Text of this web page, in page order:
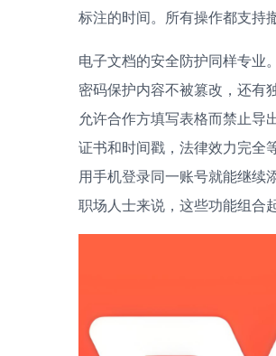
标注的时间。所有操作都支持
电子文档的安全防护同样专业
密码保护内容不被篡改，还有
允许合作方填写表格而禁止导
证书和时间戳，法律效力完全
用手机登录同一账号就能继续
职场人士来说，这些功能组合